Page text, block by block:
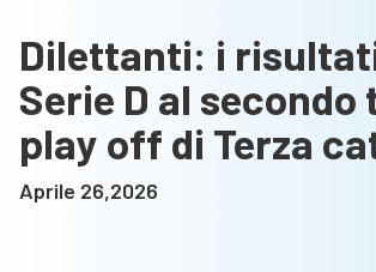
Dilettanti: i
Serie D al secondo
play off di Terza
Aprile 26,2026